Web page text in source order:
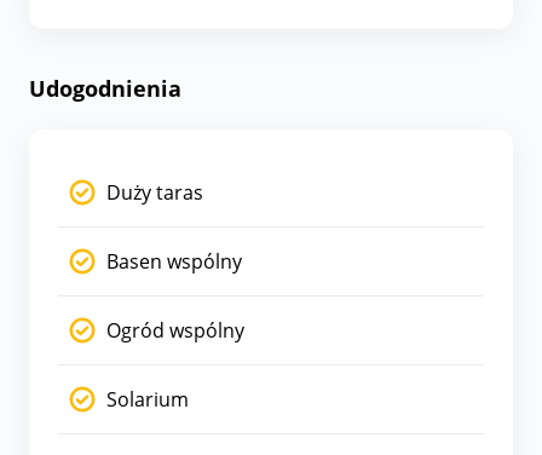
Udogodnienia
Duży taras
Basen wspólny
Ogród wspólny
Solarium